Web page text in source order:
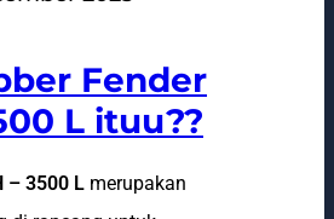
Fender
L ituu??
– 3500 L merupakan